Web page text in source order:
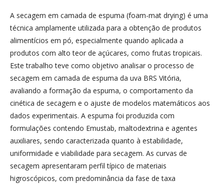
A secagem em camada de espuma (foam-mat drying) é uma
técnica amplamente utilizada para a obtenção de produtos
alimentícios em pó, especialmente quando aplicada a
produtos com alto teor de açúcares, como frutas tropicais.
Este trabalho teve como objetivo analisar o processo de
secagem em camada de espuma da uva BRS Vitória,
avaliando a formação da espuma, o comportamento da
cinética de secagem e o ajuste de modelos matemáticos aos
dados experimentais. A espuma foi produzida com
formulações contendo Emustab, maltodextrina e agentes
auxiliares, sendo caracterizada quanto à estabilidade,
uniformidade e viabilidade para secagem. As curvas de
secagem apresentaram perfil típico de materiais
higroscópicos, com predominância da fase de taxa